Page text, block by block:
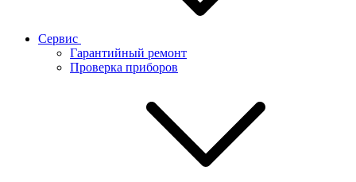
Сервис
Гарантийный ремонт
Проверка приборов